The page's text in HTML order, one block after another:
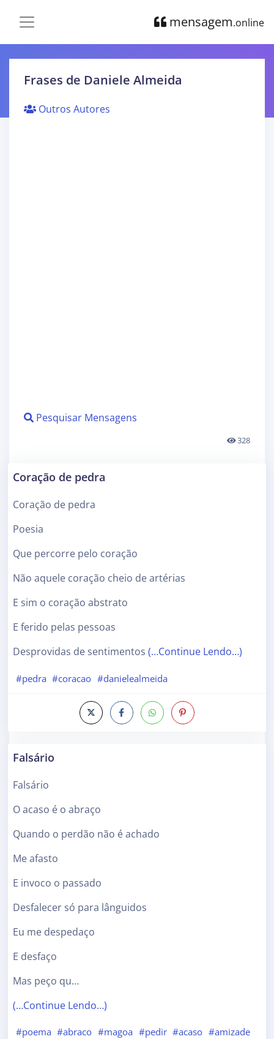
mensagem.online
Frases de Daniele Almeida
Outros Autores
Pesquisar Mensagens
328
Coração de pedra
Coração de pedra
Poesia
Que percorre pelo coração
Não aquele coração cheio de artérias
E sim o coração abstrato
E ferido pelas pessoas
Desprovidas de sentimentos (…Continue Lendo…)
#pedra #coracao #danielealmeida
Falsário
Falsário
O acaso é o abraço
Quando o perdão não é achado
Me afasto
E invoco o passado
Desfalecer só para lânguidos
Eu me despedaço
E desfaço
Mas peço qu…
(…Continue Lendo…)
#poema #abraco #magoa #pedir #acaso #amizade